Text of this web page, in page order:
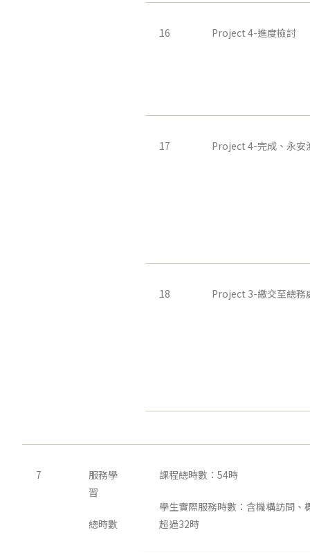
16 Project 4-進度檢討
17 Project 4-完成、永安
18 Project 3-繳交至總務
7
服務學
習
總時數
課程總時數：54時
學生實際服務時數：含機構訪問
超過32時